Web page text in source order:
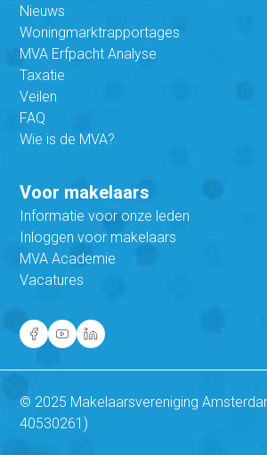
Nieuws
Woningmarktrapportages
MVA Erfpacht Analyse
Taxatie
Veilen
FAQ
Wie is de MVA?
Voor makelaars
Informatie voor onze leden
Inloggen voor makelaars
MVA Academie
Vacatures
© 2025 Makelaarsvereniging
40530261)